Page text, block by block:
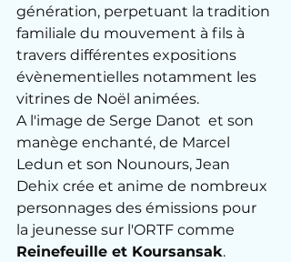
génération, perpetuant la tradition
familiale du mouvement à fils à
travers différentes expositions
évènementielles notamment les
vitrines de Noël animées.
A l'image de Serge Danot  et son
manège enchanté, de Marcel
Ledun et son Nounours, Jean
Dehix crée et anime de nombreux
personnages des émissions pour
la jeunesse sur l'ORTF comme
Reinefeuille et Koursansak.